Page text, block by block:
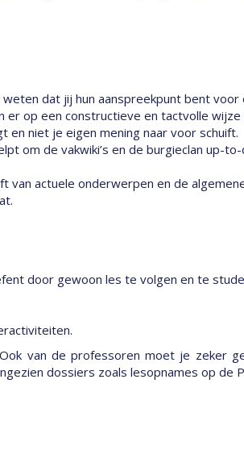
dat jij hun aanspreekpunt bent
op een constructieve en tactvolle
en niet je eigen mening naar voor schuift.
om de vakwiki’s en de burgieclan up-
actuele onderwerpen en de
door gewoon les te volgen en te
van de professoren moet je zeker
dossiers zoals lesopnames op de